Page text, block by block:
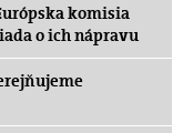
komisia
o ich nápravu